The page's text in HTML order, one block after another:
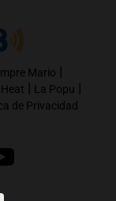
Mario |
| La Popu |
de Privacidad